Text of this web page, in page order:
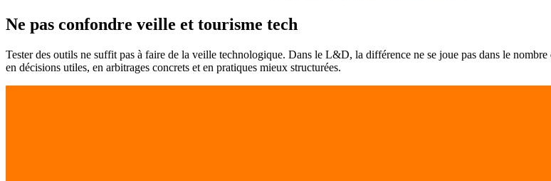
Ne pas confondre veille et tourisme tech
Tester des outils ne suffit pas à faire de la veille technologique. Dans le L&D, la différence ne se joue pas dans le
en décisions utiles, en arbitrages concrets et en pratiques mieux structurées.